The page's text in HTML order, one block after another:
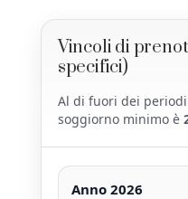
Vincoli di
specifici)
Al di fuori dei
soggiorno minimo è
Anno 2026